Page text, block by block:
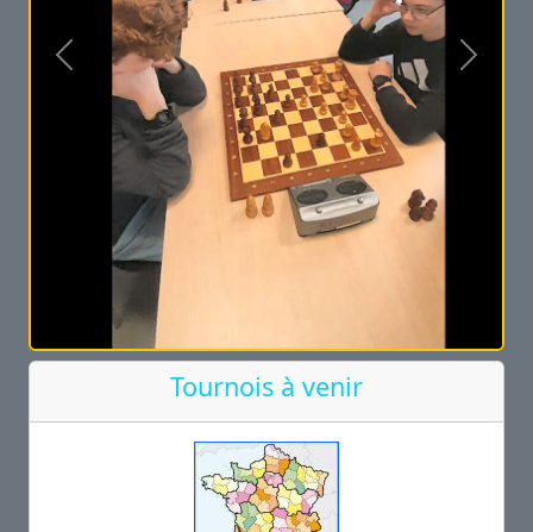
Précédent Suivant
Tournois à venir